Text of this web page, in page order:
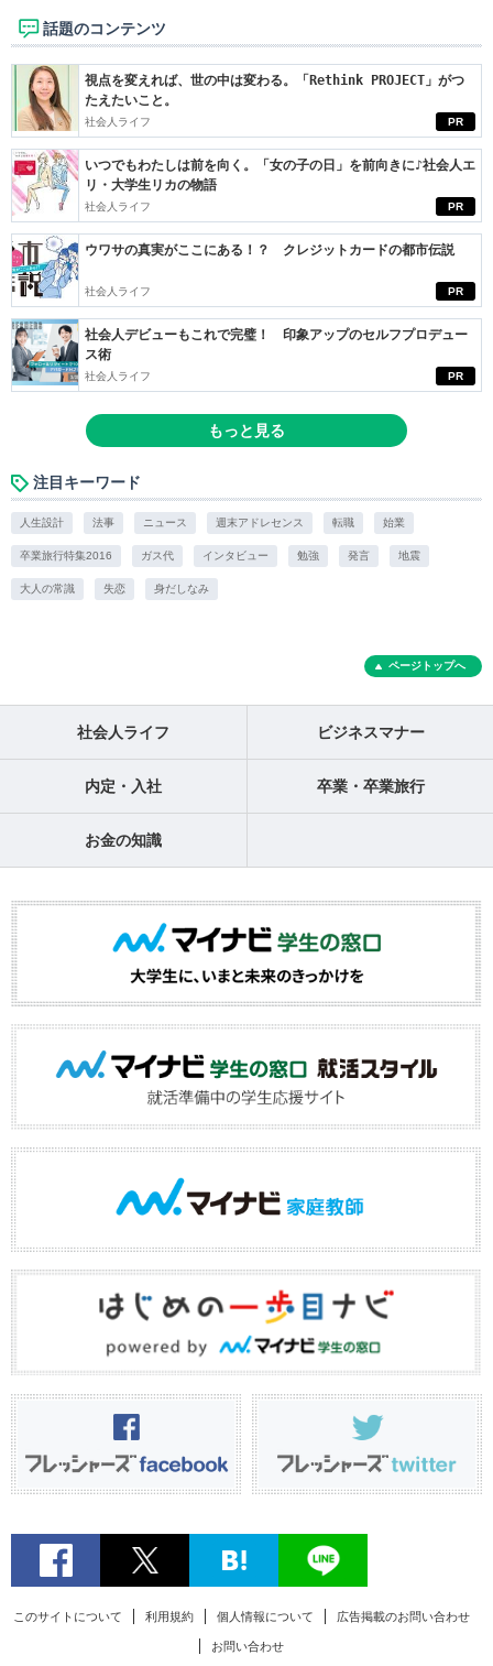
話題のコンテンツ
PR
視点を変えれば、世の中は変わる。「Rethink PROJECT」がつ
たえたいこと。
社会人ライフ
PR
いつでもわたしは前を向く。「女の子の日」を前向きに♪社会人エ
リ・大学生リカの物語
社会人ライフ
PR
ウワサの真実がここにある！？ クレジットカードの都市伝説
社会人ライフ
PR
社会人デビューもこれで完璧！ 印象アップのセルフプロデュー
ス術
社会人ライフ
もっと見る
注目キーワード
人生設計 法事 ニュース 週末アドレセンス 転職 始業
卒業旅行特集2016 ガス代 インタビュー 勉強 発言 地震
大人の常識 失恋 身だしなみ
ページトップへ
社会人ライフ ビジネスマナー
内定・入社 卒業・卒業旅行
お金の知識
このサイトについて 利用規約 個人情報について 広告掲載のお問い合わせ
お問い合わせ